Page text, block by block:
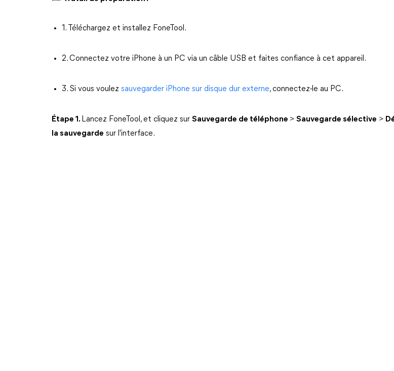
1. Téléchargez et installez FoneTool.
2. Connectez votre iPhone à un PC via un câble USB et faites confiance à cet appareil.
3. Si vous voulez sauvegarder iPhone sur disque dur externe, connectez-le au PC.
Étape 1. Lancez FoneTool, et cliquez sur Sauvegarde de téléphone > Sauvegarde sélective >
la sauvegarde sur l'interface.